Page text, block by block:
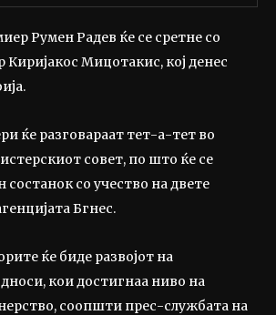
Румен Радев ќе се сретне со
Киријакос Мицотакис, кој денес
ќе разговараат тет-а-тет во
совет, по што ќе се
со учество на двете
Бгнес.
ќе биде развојот на
кои достигнаа ниво на
соопшти прес-службата на